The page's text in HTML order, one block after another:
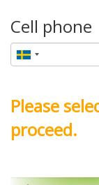
Cell phone
Please
proceed.